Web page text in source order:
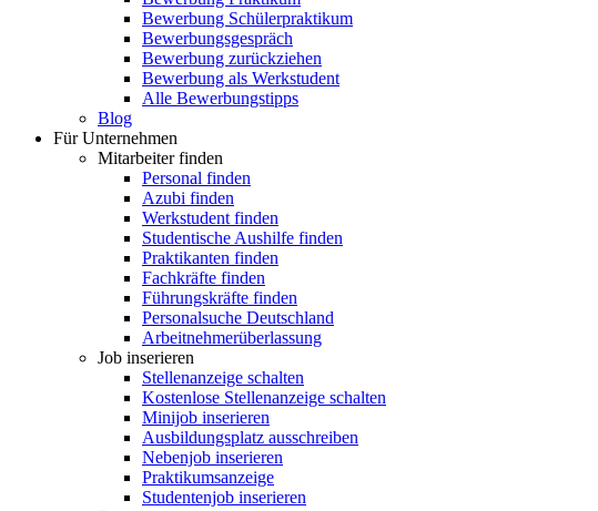
Bewerbung Schülerpraktikum
Bewerbungsgespräch
Bewerbung zurückziehen
Bewerbung als Werkstudent
Alle Bewerbungstipps
Blog
Für Unternehmen
Mitarbeiter finden
Personal finden
Azubi finden
Werkstudent finden
Studentische Aushilfe finden
Praktikanten finden
Fachkräfte finden
Führungskräfte finden
Personalsuche Deutschland
Arbeitnehmerüberlassung
Job inserieren
Stellenanzeige schalten
Kostenlose Stellenanzeige schalten
Minijob inserieren
Ausbildungsplatz ausschreiben
Nebenjob inserieren
Praktikumsanzeige
Studentenjob inserieren